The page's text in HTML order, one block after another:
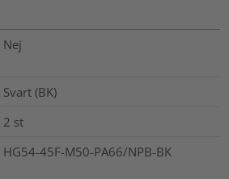
Nej
Svart (BK)
2 st
HG54-45F-M50-PA66/NPB-BK